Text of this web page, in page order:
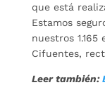
que está
Estamos
nuestros
Cifuentes,
Leer también: